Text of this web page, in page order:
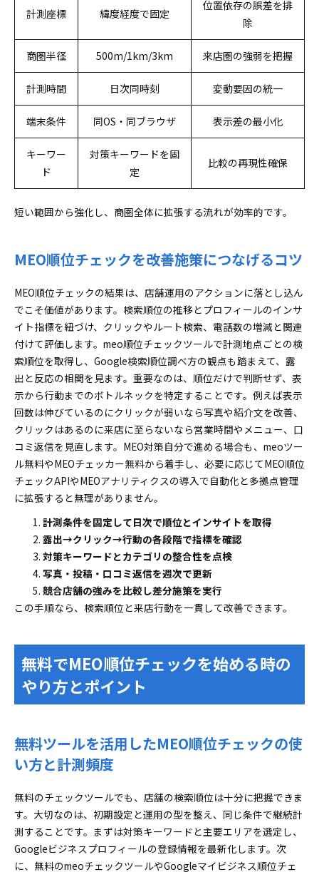
計測座標 緯度経度で固定
位置依存の誤差を排
除
商圏半径 500m/1km/3km 来店圏の強弱を把握
計測時間 日次同時刻 変動要因の統一
端末条件 同OS・同ブラウザ 表示差の最小化
キーワー
ド
対策キーワードを固
定
比較の再現性確保
短い範囲から強化し、商圏全体に拡張する流れが効率的です。
MEO順位チェックを改善施策につなげるコツ
MEO順位チェックの結果は、店舗運用のアクションに落とし込ん
でこそ価値があります。検索順位の推移とプロフィールのインサ
イト指標を紐づけ、クリックやルート検索、電話数の増減と関連
付けて評価します。meo順位チェックツールで計測地点ごとの検
索順位を取得し、Google検索順位調べ方の観点も踏まえて、露
出と反応の相関を見ます。重要なのは、順位だけで判断せず、表
示から行動までのボトルネックを特定することです。例えば表示
回数は伸びているのにクリックが弱いなら写真や紹介文を改善、
クリックはあるのに来店に至らないなら営業時間やメニュー、口
コミ返信を見直します。MEO対策自分で進める場合も、meoツー
ル無料やMEOチェッカー無料から着手し、必要に応じてMEO順位
チェックAPIやMEOアナリティクスの導入で自動化と多拠点管理
に拡張すると無理がありません。
計測条件を固定して日次で順位とインサイトを取得
露出→クリック→行動の各段階で指標を確認
対策キーワードとカテゴリの整合性を点検
写真・投稿・口コミ返信を週次で更新
競合店舗の強みを比較し差分施策を実行
この手順なら、検索順位と来店行動を一貫して改善できます。
無料でMEO順位チェックを始める時の
やり方とポイント
無料ツールを活用したMEO順位チェックの使
い方と計測頻度
無料のチェックツールでも、店舗の検索順位は十分に把握できま
す。大切なのは、初期設定と運用の型を整え、同じ条件で継続計
測することです。まずは対策キーワードと主要エリアを選定し、
Googleビジネスプロフィールの登録情報を最新化します。次
に、無料のmeoチェックツールやGoogleマイビジネス順位チェ